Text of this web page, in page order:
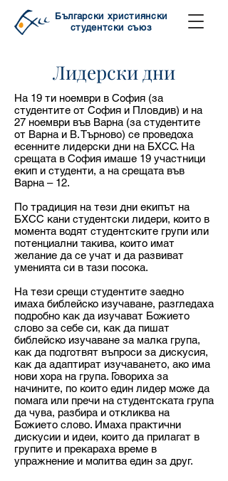
Български християнски
студентски съюз
Лидерски дни
На 19 ти ноември в София (за
студентите от София и Пловдив) и на
27 ноември във Варна (за студентите
от Варна и В. Търново) се проведоха
есенните лидерски дни на БХСС. На
срещата в София имаше 19 участници
екип и студенти, а на срещата във
Варна – 12.
По традиция на тези дни екипът на
БХСС кани студентски лидери, които в
момента водят студентските групи или
потенциални такива, които имат
желание да се учат и да развиват
уменията си в тази посока.
На тези срещи студентите заедно
имаха библейско изучаване, разгледаха
подробно как да изучават Божието
слово за себе си, как да пишат
библейско изучаване за малка група,
как да подготвят въпроси за дискусия,
как да адаптират изучаването, ако има
нови хора на група. Говориха за
начините, по които един лидер може да
помага или пречи на студентската група
да чува, разбира и откликва на
Божието слово. Имаха практични
дискусии и идеи, които да прилагат в
групите и прекараха време в
упражнение и молитва един за друг.